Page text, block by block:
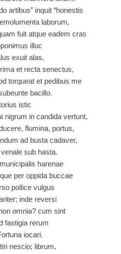
artibus” inquit “honestis
laborum,
fuit atque eadem cras
illuc
exuit alas,
et recta senectus,
torqueat et pedibus me
bacillo.
istic
nigrum in candida vertunt,
flumina, portus,
ad busta cadaver,
sub hasta.
harenae
per oppida buccae
pollice vulgus
inde reversi
omnia? cum sint
fastigia rerum
iocari.
nescio; librum,